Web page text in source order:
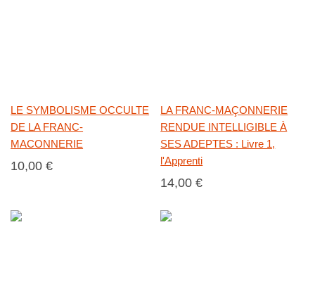
LE SYMBOLISME OCCULTE
DE LA FRANC-
MACONNERIE
10,00 €
LA FRANC-MAÇONNERIE
RENDUE INTELLIGIBLE À
SES ADEPTES : Livre 1,
l'Apprenti
14,00 €